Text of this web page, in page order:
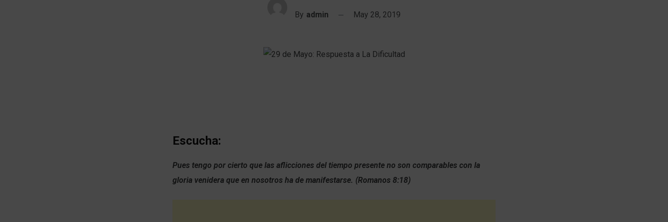
By admin May 28, 2019
Escucha:
Pues tengo por cierto que las aflicciones del tiempo presente no son comparables con la
gloria venidera que en nosotros ha de manifestarse. (Romanos 8:18)